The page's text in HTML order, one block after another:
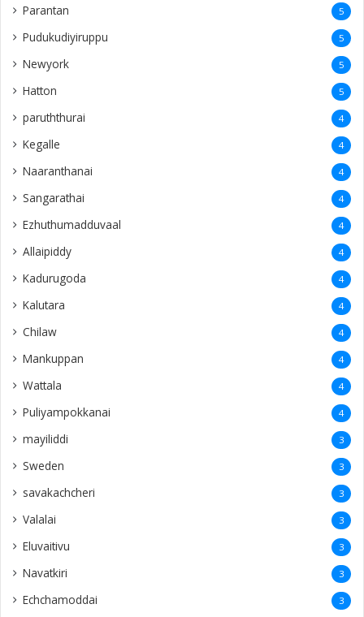
Parantan 5
Pudukudiyiruppu 5
Newyork 5
Hatton 5
paruththurai 4
Kegalle 4
Naaranthanai 4
Sangarathai 4
Ezhuthumadduvaal 4
Allaipiddy 4
Kadurugoda 4
Kalutara 4
Chilaw 4
Mankuppan 4
Wattala 4
Puliyampokkanai 4
mayiliddi 3
Sweden 3
savakachcheri 3
Valalai 3
Eluvaitivu 3
Navatkiri 3
Echchamoddai 3